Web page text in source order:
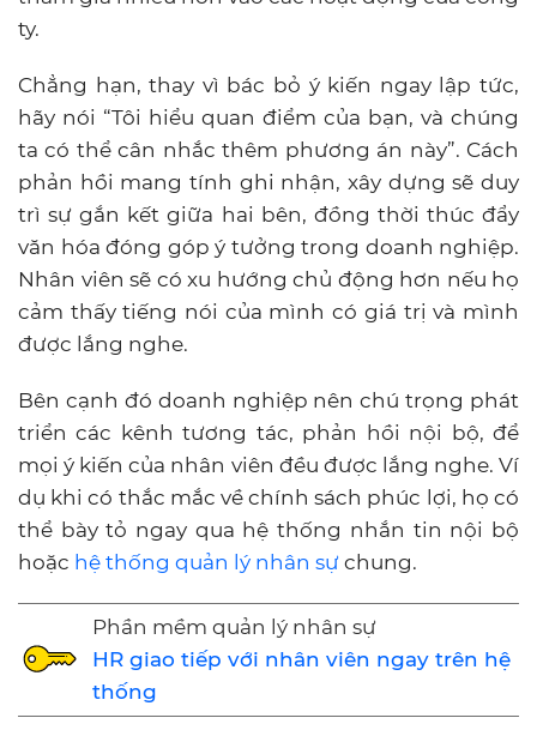
ty.
Chẳng hạn, thay vì bác bỏ ý kiến ngay lập tức,
hãy nói “Tôi hiểu quan điểm của bạn, và chúng
ta có thể cân nhắc thêm phương án này”. Cách
phản hồi mang tính ghi nhận, xây dựng sẽ duy
trì sự gắn kết giữa hai bên, đồng thời thúc đẩy
văn hóa đóng góp ý tưởng trong doanh nghiệp.
Nhân viên sẽ có xu hướng chủ động hơn nếu họ
cảm thấy tiếng nói của mình có giá trị và mình
được lắng nghe.
Bên cạnh đó doanh nghiệp nên chú trọng phát
triển các kênh tương tác, phản hồi nội bộ, để
mọi ý kiến của nhân viên đều được lắng nghe. Ví
dụ khi có thắc mắc về chính sách phúc lợi, họ có
thể bày tỏ ngay qua hệ thống nhắn tin nội bộ
hoặc hệ thống quản lý nhân sự chung.
Phần mềm quản lý nhân sự
HR giao tiếp với nhân viên ngay trên hệ
thống